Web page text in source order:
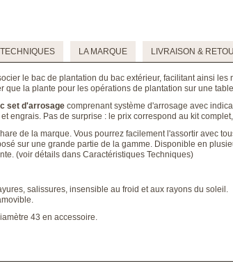
LA MARQUE LIVRAISON &
le bac de plantation du bac extérieur, facilitant ainsi
que la plante pour les opérations de plantation sur une
set d'arrosage comprenant système d'arrosage avec
engrais. Pas de surprise : le prix correspond au kit
de la marque. Vous pourrez facilement l'assortir avec
sur une grande partie de la gamme. Disponible en
(voir détails dans Caractéristiques Techniques)
salissures, insensible au froid et aux rayons du soleil.
43 en accessoire.